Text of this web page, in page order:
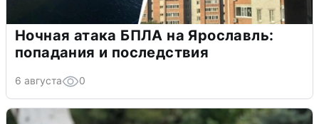
Ночная атака БПЛА на Ярославль:
попадания и последствия
6 августа 0